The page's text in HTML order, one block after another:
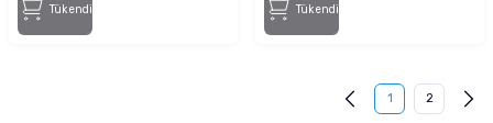
Tükendi Tükendi
1 2